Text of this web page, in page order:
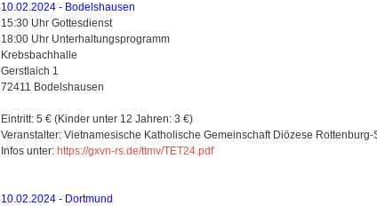
10.02.2024 - Bodelshausen
15:30 Uhr Gottesdienst
18:00 Uhr Unterhaltungsprogramm
Krebsbachhalle
Gerstlaich 1
72411 Bodelshausen
Eintritt: 5 € (Kinder unter 12 Jahren: 3 €)
Veranstalter: Vietnamesische Katholische Gemeinschaft Diözese Rottenburg-
Infos unter: https://gxvn-rs.de/ttmv/TET24.pdf
10.02.2024 - Dortmund